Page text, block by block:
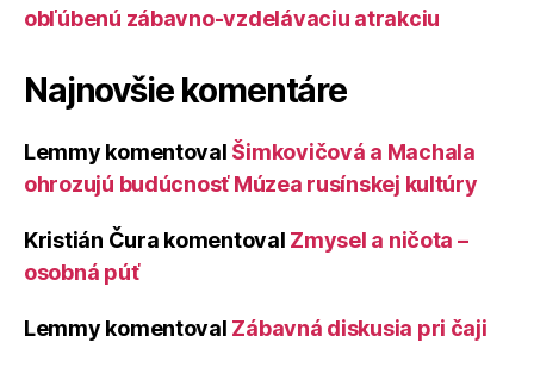
obľúbenú zábavno-vzdelávaciu atrakciu
Najnovšie komentáre
Lemmy komentoval Šimkovičová a Machala
ohrozujú budúcnosť Múzea rusínskej kultúry
Kristián Čura komentoval Zmysel a ničota –
osobná púť
Lemmy komentoval Zábavná diskusia pri čaji